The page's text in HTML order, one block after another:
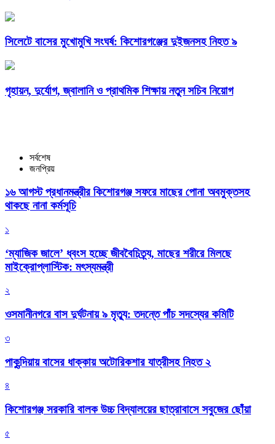
সিলেটে বাসের মুখোমুখি সংঘর্ষ: কিশোরগঞ্জের দুইজনসহ নিহত ৯
গৃহায়ন, দুর্যোগ, জ্বালানি ও প্রাথমিক শিক্ষায় নতুন সচিব নিয়োগ
সর্বশেষ
জনপ্রিয়
১৬ আগস্ট প্রধানমন্ত্রীর কিশোরগঞ্জ সফরে মাছের পোনা অবমুক্তসহ
থাকছে নানা কর্মসূচি
১
‘ম্যাজিক জালে’ ধ্বংস হচ্ছে জীববৈচিত্র্য, মাছের শরীরে মিলছে
মাইক্রোপ্লাস্টিক: মৎস্যমন্ত্রী
২
ওসমানীনগরে বাস দুর্ঘটনায় ৯ মৃত্যু: তদন্তে পাঁচ সদস্যের কমিটি
৩
পাকুন্দিয়ায় বাসের ধাক্কায় অটোরিকশার যাত্রীসহ নিহত ২
৪
কিশোরগঞ্জ সরকারি বালক উচ্চ বিদ্যালয়ের ছাত্রাবাসে সবুজের ছোঁয়া
৫